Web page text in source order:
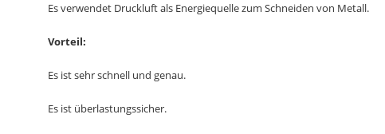
Es verwendet Druckluft als Energiequelle zum Schneiden von Metall.
Vorteil:
Es ist sehr schnell und genau.
Es ist überlastungssicher.